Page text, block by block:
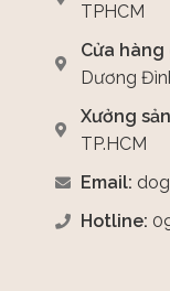
TPHCM
Cửa hàng
Dương
Xưởng
TP.HCM
Email:
Hotline: